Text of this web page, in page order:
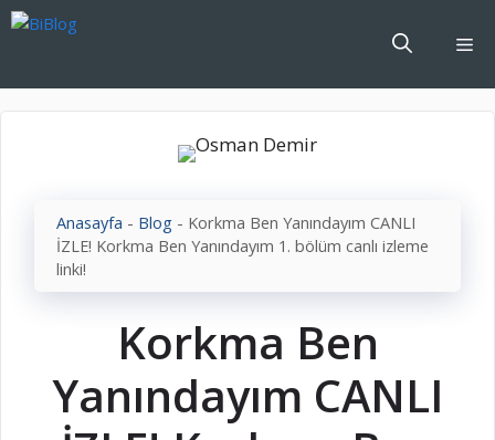
İçeriğe
Anasayfa - Blog - Korkma Ben Yanındayım CANLI
İZLE! Korkma Ben Yanındayım 1. bölüm canlı izleme
linki!
Korkma Ben
Yanındayım CANLI